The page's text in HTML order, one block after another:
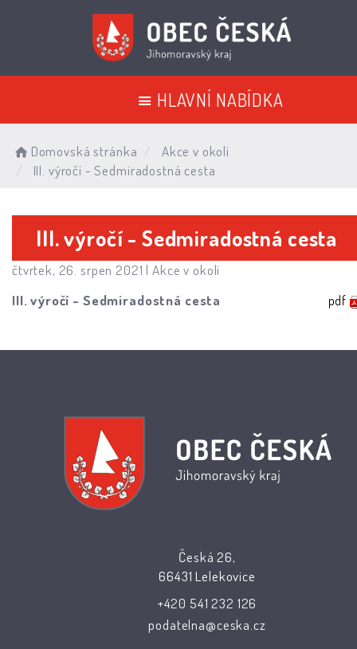
HLAVNÍ NABÍDKA
Domovská stránka
Akce v okolí
III. výročí - Sedmiradostná cesta
III. výročí - Sedmiradostná cesta
čtvrtek, 26. srpen 2021 |Akce v okolí
III. výročí - Sedmiradostná cesta
pdf
Česká 26,
66431 Lelekovice
+420 541 232 126
podatelna@ceska.cz